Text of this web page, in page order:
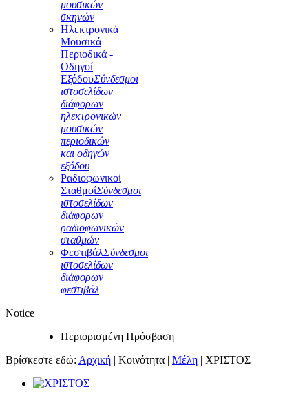
μουσικών
σκηνών
Ηλεκτρονικά
Μουσικά
Περιοδικά -
Οδηγοί
ΕξόδουΣύνδεσμοι
ιστοσελίδων
διάφορων
ηλεκτρονικών
μουσικών
περιοδικών
και οδηγών
εξόδου
Ραδιοφωνικοί
ΣταθμοίΣύνδεσμοι
ιστοσελίδων
διάφορων
ραδιοφωνικών
σταθμών
ΦεστιβάλΣύνδεσμοι
ιστοσελίδων
διάφορων
φεστιβάλ
Notice
Περιορισμένη Πρόσβαση
Βρίσκεστε εδώ: Αρχική | Κοινότητα | Μέλη | ΧΡΙΣΤΟΣ